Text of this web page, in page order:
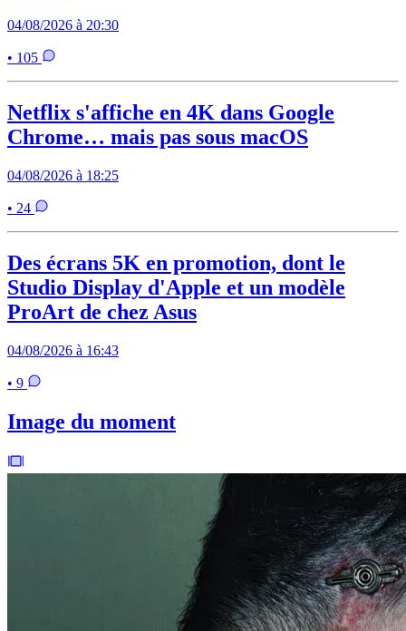
04/08/2026 à 20:30
• 105
Netflix s'affiche en 4K dans Google
Chrome… mais pas sous macOS
04/08/2026 à 18:25
• 24
Des écrans 5K en promotion, dont le
Studio Display d'Apple et un modèle
ProArt de chez Asus
04/08/2026 à 16:43
• 9
Image du moment